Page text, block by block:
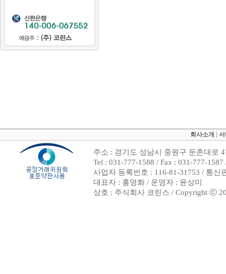
회사소개
주소 : 경기도 성남시 중원구 둔촌대로
Tel : 031-777-1588 / Fax : 031-777-
사업자 등록번호 : 116-81-31753 / 통신
대표자 : 홍영화 / 운영자 : 윤상미
상호 : 주식회사 코린스 / Copyright ⓒ